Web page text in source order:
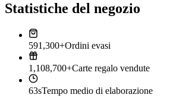
Statistiche del negozio
591,300+Ordini evasi
1,108,700+Carte regalo vendute
63sTempo medio di elaborazione